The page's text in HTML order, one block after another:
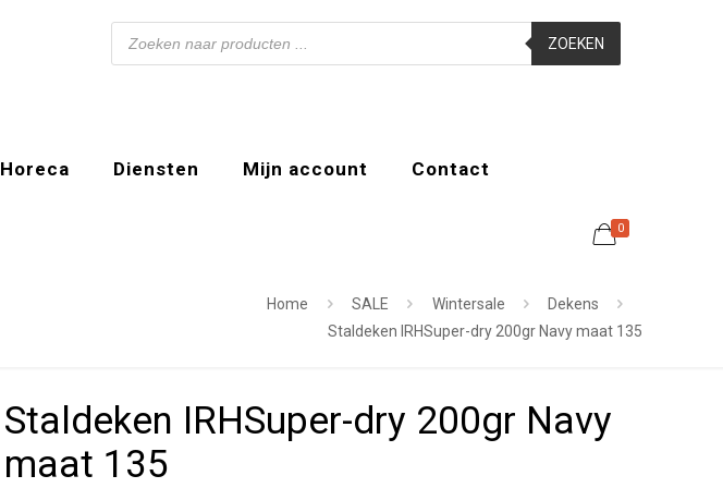
Horeca Diensten Mijn account Contact
Producten
zoeken
ZOEKEN
0
Home SALE Wintersale
Dekens
Staldeken IRHSuper-dry 200gr Navy maat 135
Staldeken IRHSuper-dry 200gr Navy
maat 135